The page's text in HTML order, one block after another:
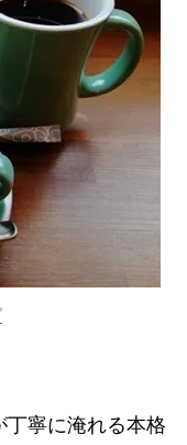
寧に淹れる本格